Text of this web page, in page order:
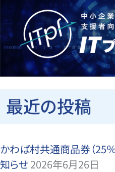
最近の投稿
かわば村共通商品券（25
知らせ2026年6月26日